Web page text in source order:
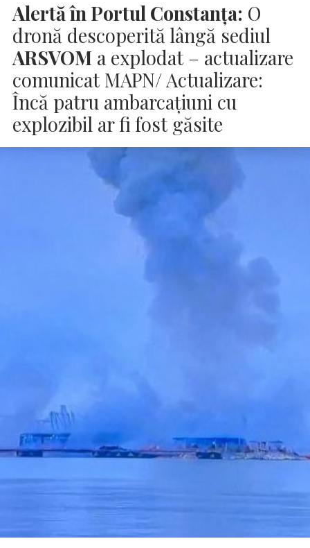
Alertă în Portul Constanța: O
dronă descoperită lângă sediul
ARSVOM a explodat – actualizare
comunicat MAPN/ Actualizare:
Încă patru ambarcaţiuni cu
explozibil ar fi fost găsite